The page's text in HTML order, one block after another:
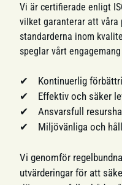
Vi är certifierade enligt
vilket garanterar att våra
standarderna inom
speglar vårt
Kontinuerlig
Effektiv och säker
Ansvarsfull
Miljövänliga och
Vi genomför
utvärderingar för att